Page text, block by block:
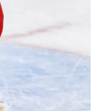
Veslování
Vodní slalom
Volejbal